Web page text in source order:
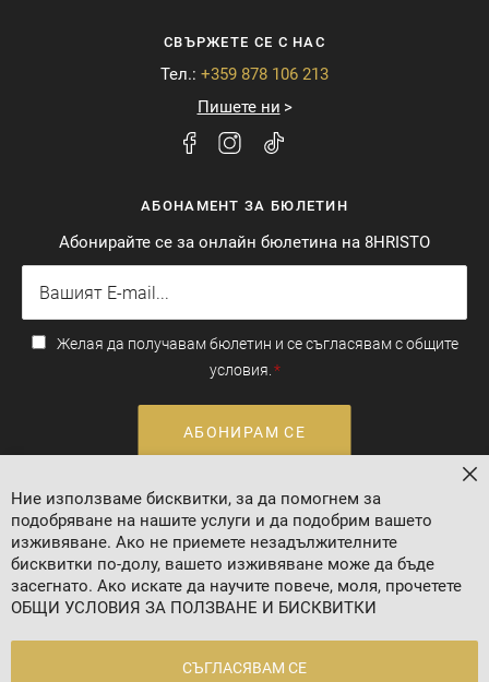
СВЪРЖЕТЕ СЕ С НАС
Тел.: +359 878 106 213
Пишете ни
АБОНАМЕНТ ЗА БЮЛЕТИН
Абонирайте се за онлайн бюлетина на 8HRISTO
Желая да получавам бюлетин и се съгласявам с общите
условия.
АБОНИРАМ СЕ
Валутен курс: 1 EUR = 1.95583 BGN
Ние използваме бисквитки, за да помогнем за
подобряване на нашите услуги и да подобрим вашето
изживяване. Ако не приемете незадължителните
бисквитки по-долу, вашето изживяване може да бъде
засегнато. Ако искате да научите повече, моля, прочетете
ОБЩИ УСЛОВИЯ ЗА ПОЛЗВАНЕ И БИСКВИТКИ
СЪГЛАСЯВАМ СЕ